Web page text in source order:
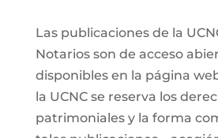
Las publicaciones de la
Notarios son de acceso
disponibles en la página
la UCNC se reserva los
patrimoniales y la forma